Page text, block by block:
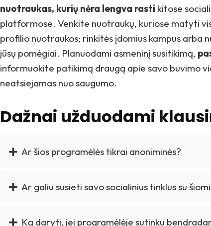
nuotraukas, kurių nėra lengva rasti kitose
platformose. Venkite nuotraukų, kuriose matyti
profilio nuotraukos; rinkitės įdomius kampus arba
jūsų pomėgiai. Planuodami asmeninį susitikimą,
informuokite patikimą draugą apie savo buvimo
neatsiejamas nuo saugumo.
Dažnai užduodami
Ar šios programėlės tikrai anoniminės?
Ar galiu susieti savo socialinius tinklus su
Ką daryti, jei programėlėje sutinku